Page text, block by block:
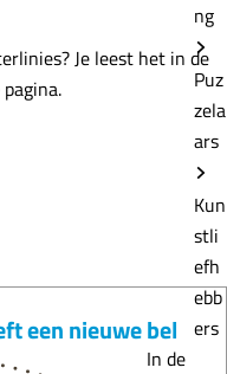
ng
Puz
zela
ars
Kun
stli
efh
ebb
ers
In de
Je leest het in de
een nieuwe bel